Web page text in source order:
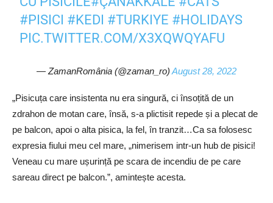
#PISICI #KEDI #TURKIYE #HOLIDAYS
PIC.TWITTER.COM/X3XQWQYAFU
— ZamanRomânia (@zaman_ro)August 28, 2022
„Pisicuța care insistenta nu era singură, ci însoțită de un
zdrahon de motan care, însă, s-a plictisit repede și a plecat de
pe balcon, apoi o alta pisica, la fel, în tranzit…Ca sa folosesc
expresia fiului meu cel mare, „nimerisem intr-un hub de pisici!
Veneau cu mare ușurință pe scara de incendiu de pe care
sareau direct pe balcon.”, amintește acesta.